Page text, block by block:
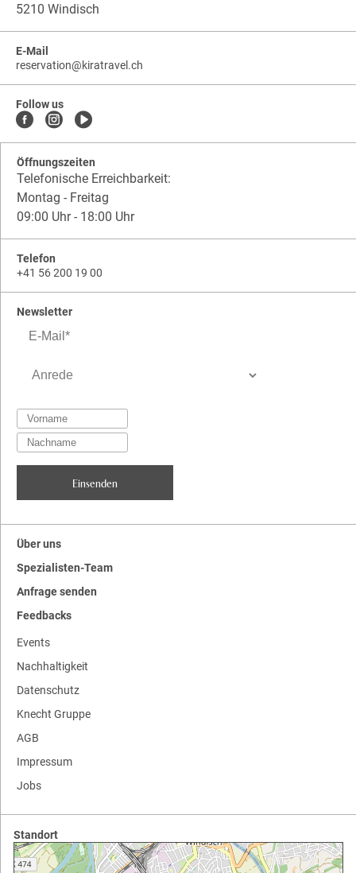
5210 Windisch
E-Mail
reservation@kiratravel.ch
Follow us
Öffnungszeiten
Telefonische Erreichbarkeit:
Montag - Freitag
09:00 Uhr - 18:00 Uhr
Telefon
+41 56 200 19 00
Newsletter
Über uns
Spezialisten-Team
Anfrage senden
Feedbacks
Events
Nachhaltigkeit
Datenschutz
Knecht Gruppe
AGB
Impressum
Jobs
Standort